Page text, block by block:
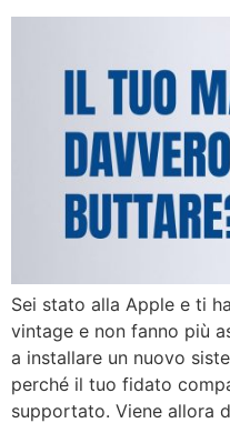
Sei stato alla Apple e ti
vintage e non fanno più
a installare un nuovo
perché il tuo fidato
supportato. Viene allora